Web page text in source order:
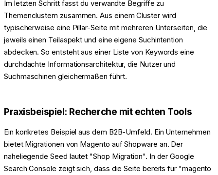
Im letzten Schritt fasst du verwandte Begriffe zu
Themenclustern zusammen. Aus einem Cluster wird
typischerweise eine Pillar-Seite mit mehreren Unterseiten, die
jeweils einen Teilaspekt und eine eigene Suchintention
abdecken. So entsteht aus einer Liste von Keywords eine
durchdachte Informationsarchitektur, die Nutzer und
Suchmaschinen gleichermaßen führt.
Praxisbeispiel: Recherche mit echten Tools
Ein konkretes Beispiel aus dem B2B-Umfeld. Ein Unternehmen
bietet Migrationen von Magento auf Shopware an. Der
naheliegende Seed lautet "Shop Migration". In der Google
Search Console zeigt sich, dass die Seite bereits für "magento